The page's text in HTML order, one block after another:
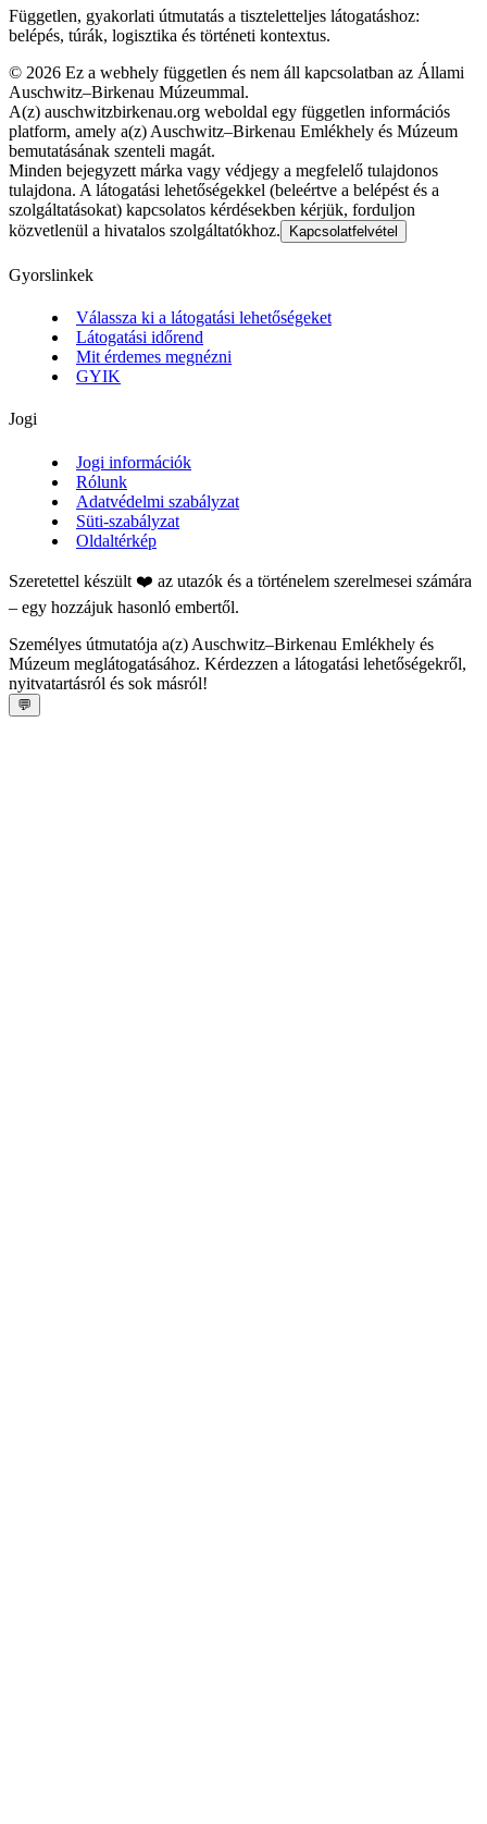
Független, gyakorlati útmutatás a tiszteletteljes látogatáshoz:
belépés, túrák, logisztika és történeti kontextus.
© 2026 Ez a webhely független és nem áll kapcsolatban az Állami
Auschwitz–Birkenau Múzeummal.
A(z) auschwitzbirkenau.org weboldal egy független információs
platform, amely a(z) Auschwitz–Birkenau Emlékhely és Múzeum
bemutatásának szenteli magát.
Minden bejegyzett márka vagy védjegy a megfelelő tulajdonos
tulajdona. A látogatási lehetőségekkel (beleértve a belépést és a
szolgáltatásokat) kapcsolatos kérdésekben kérjük, forduljon
közvetlenül a hivatalos szolgáltatókhoz.
Kapcsolatfelvétel
Gyorslinkek
Válassza ki a látogatási lehetőségeket
Látogatási időrend
Mit érdemes megnézni
GYIK
Jogi
Jogi információk
Rólunk
Adatvédelmi szabályzat
Süti-szabályzat
Oldaltérkép
Szeretettel készült ❤️ az utazók és a történelem szerelmesei számára
– egy hozzájuk hasonló embertől.
Személyes útmutatója a(z) Auschwitz–Birkenau Emlékhely és
Múzeum meglátogatásához. Kérdezzen a látogatási lehetőségekről,
nyitvatartásról és sok másról!
💬